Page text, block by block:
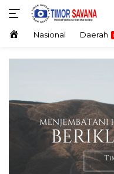
Langsung
konten HomeNasional Daerah